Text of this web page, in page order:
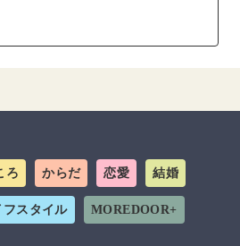
ろ からだ 恋愛 結婚
フスタイル MOREDOOR+